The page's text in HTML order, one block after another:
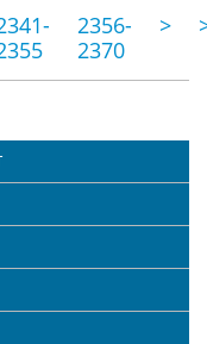
Seite)2356-
2370
>